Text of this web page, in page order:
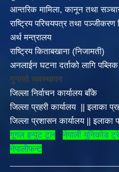
आन्तरिक मामिला, कानून तथा
राष्ट्रिय परिचयपत्र तथा पञ्जीकरण
अर्थ मन्त्रालय
राष्ट्रिय किताबखाना (निजामती)
अनलाईन घटना दर्ताको लागि पब्लिक
गुनासो व्यवस्थापन
जिल्ला निर्वाचन कार्यालय बाँके
जिल्ला प्रहरी कार्यालय
||इलाका
जिल्ला प्रशासन कार्यालय||इलाका
गूगल इन्पुट टूल
नेपाली युनिकोड
नेपालीफन्ट